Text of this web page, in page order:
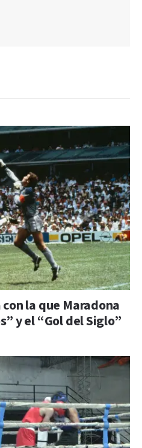
la que Maradona
y el “Gol del Siglo”